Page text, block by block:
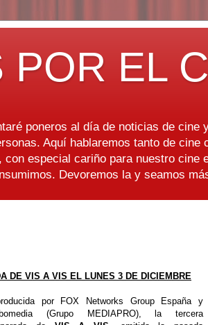
POR EL
poneros al día de noticias de
Aquí hablaremos tanto de
con especial cariño para nuestro cine
Devoremos la y seamos
DE VIS A VIS EL LUNES 3 DE DICIEMBRE
por FOX Networks Group España y
(Grupo MEDIAPRO), la tercera